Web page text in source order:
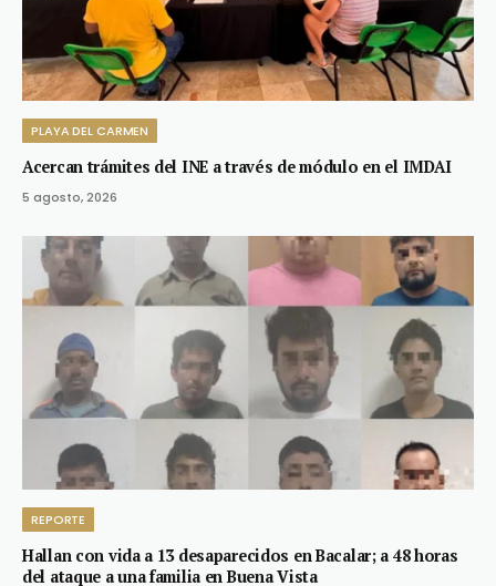
PLAYA DEL CARMEN
Acercan trámites del INE a través de módulo en el IMDAI
5 agosto, 2026
REPORTE
Hallan con vida a 13 desaparecidos en Bacalar; a 48 horas
del ataque a una familia en Buena Vista